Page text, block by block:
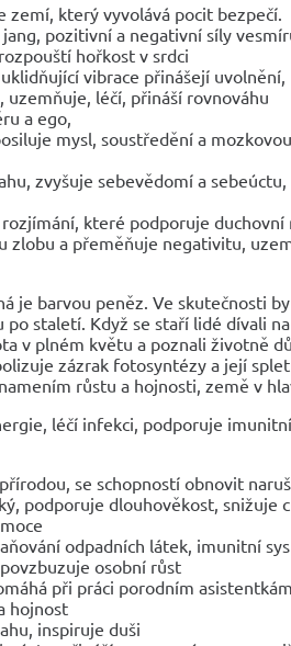
zemí, který vyvolává pocit bezpečí.
pozitivní a negativní síly
hořkost v srdci
vibrace přinášejí
uzemňuje, léčí, přináší rovnováhu
a ego,
mysl, soustředění a
zvyšuje sebevědomí a
které podporuje duchovní
zlobu a přeměňuje negativitu,
je barvou peněz. Ve skutečnosti
po staletí. Když se staří lidé dívali
v plném květu a poznali životně
zázrak fotosyntézy a její
růstu a hojnosti, země v
léčí infekci, podporuje
se schopností obnovit
podporuje dlouhověkost, snižuje
odpadních látek, imunitní
osobní růst
při práci porodním
hojnost
inspiruje duši